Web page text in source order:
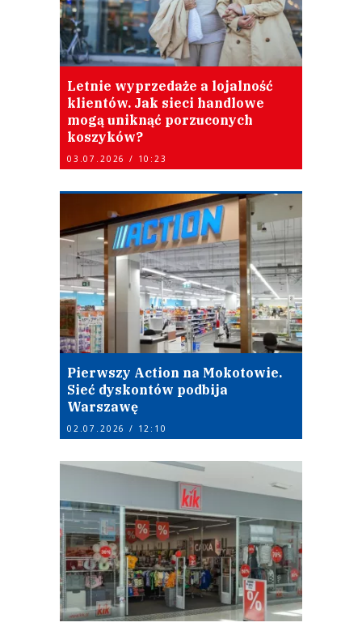
Letnie wyprzedaże a lojalność
klientów. Jak sieci handlowe
mogą uniknąć porzuconych
koszyków?
03.07.2026 / 10:23
Pierwszy Action na Mokotowie.
Sieć dyskontów podbija
Warszawę
02.07.2026 / 12:10